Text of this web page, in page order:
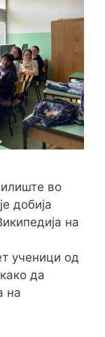
во
добија
на
ученици од
да
на